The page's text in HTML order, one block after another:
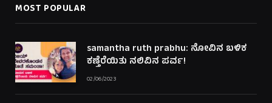
MOST POPULAR
samantha ruth prabhu: ನೋವಿನ ಬಳಿಕ
ಕಣ್ತೆರೆಯಿತು ನಲಿವಿನ ಪರ್ವ!
02/06/2023